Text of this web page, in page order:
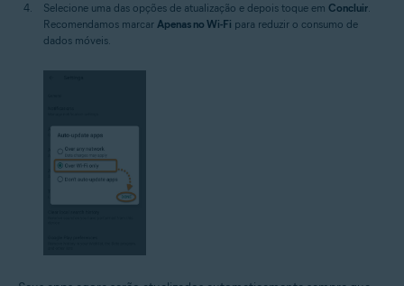
Selecione uma das opções de atualização e depois toque em Concluir.
Recomendamos marcar Apenas no Wi-Fi para reduzir o consumo de
dados móveis.